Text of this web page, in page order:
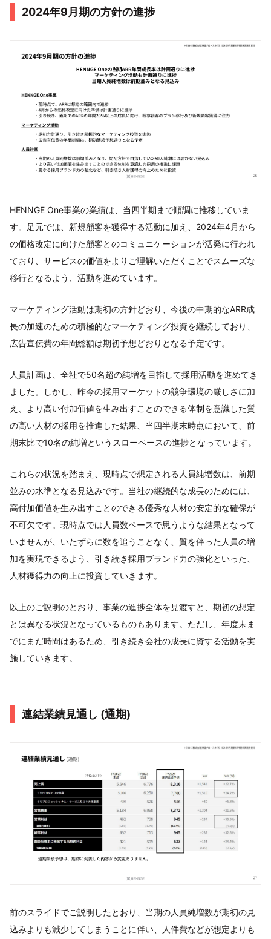
2024年9⽉期の⽅針の進捗
HENNGE One事業の業績は、当四半期まで順調に推移していま
す。足元では、新規顧客を獲得する活動に加え、2024年4月から
の価格改定に向けた顧客とのコミュニケーションが活発に行われ
ており、サービスの価値をよりご理解いただくことでスムーズな
移行となるよう、活動を進めています。
マーケティング活動は期初の方針どおり、今後の中期的なARR成
長の加速のための積極的なマーケティング投資を継続しており、
広告宣伝費の年間総額は期初予想どおりとなる予定です。
人員計画は、全社で50名超の純増を目指して採用活動を進めてき
ました。しかし、昨今の採用マーケットの競争環境の厳しさに加
え、より高い付加価値を生み出すことのできる体制を意識した質
の高い人材の採用を推進した結果、当四半期末時点において、前
期末比で10名の純増というスローペースの進捗となっています。
これらの状況を踏まえ、現時点で想定される人員純増数は、前期
並みの水準となる見込みです。当社の継続的な成長のためには、
高付加価値を生み出すことのできる優秀な人材の安定的な確保が
不可欠です。現時点では人員数ベースで思うような結果となって
いませんが、いたずらに数を追うことなく、質を伴った人員の増
加を実現できるよう、引き続き採用ブランド力の強化といった、
人材獲得力の向上に投資していきます。
以上のご説明のとおり、事業の進捗全体を見渡すと、期初の想定
とは異なる状況となっているものもあります。ただし、年度末ま
でにまだ時間はあるため、引き続き会社の成長に資する活動を実
施していきます。
連結業績⾒通し (通期)
前のスライドでご説明したとおり、当期の人員純増数が期初の見
込みよりも減少してしまうことに伴い、人件費などが想定よりも